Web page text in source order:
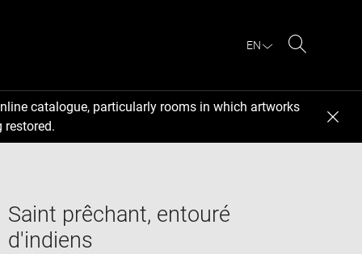
EN
catalogue, particularly rooms in which artworks
restored.
Saint prêchant, entouré
d'indiens